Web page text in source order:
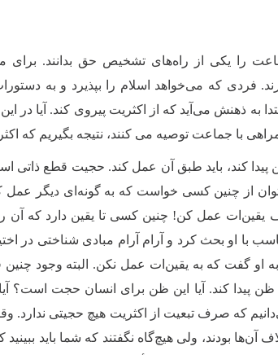
را یکی از راه‌های تشخیص حق بدانند. برای
فردی که می‌خواهد اسلام را بپذیرد و به
ذهنش می‌آید که از اکثریت پیروی کند. آیا در
با جماعت توصیه می‌ کنند، نتیجه بگیریم که
کند، باید طبق آن عمل کند. حجیت قطع
از چنین کسی خواست که به گونه‌ای دیگر عمل
عمل کن! چنین کسی تا یقین دارد که آن
با او بحث کرد و آرام آرام مبادی شناختی در
به او گفت که به یقین‌ات عمل نکن. البته وجود
کند. آیا این ظن برای انسان حجت است؟ آیا
که صرف تبعیت از اکثریت هیچ حجیتی ندارد.
بودند، ولی هیچ‌گاه نگفتند که شما باید